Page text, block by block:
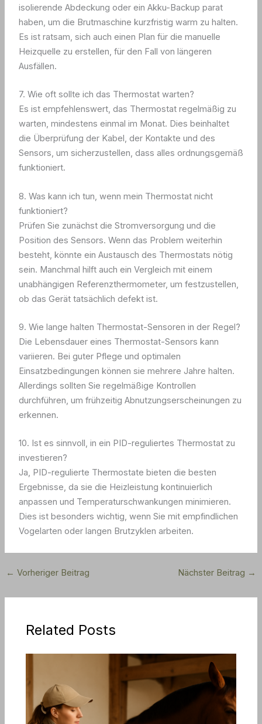
isolierende Abdeckung oder ein Akku-Backup parat
haben, um die Brutmaschine kurzfristig warm zu halten.
Es ist ratsam, sich auch einen Plan für die manuelle
Heizquelle zu erstellen, für den Fall von längeren
Ausfällen.
7. Wie oft sollte ich das Thermostat warten?
Es ist empfehlenswert, das Thermostat regelmäßig zu
warten, mindestens einmal im Monat. Dies beinhaltet
die Überprüfung der Kabel, der Kontakte und des
Sensors, um sicherzustellen, dass alles ordnungsgemäß
funktioniert.
8. Was kann ich tun, wenn mein Thermostat nicht
funktioniert?
Prüfen Sie zunächst die Stromversorgung und die
Position des Sensors. Wenn das Problem weiterhin
besteht, könnte ein Austausch des Thermostats nötig
sein. Manchmal hilft auch ein Vergleich mit einem
unabhängigen Referenzthermometer, um festzustellen,
ob das Gerät tatsächlich defekt ist.
9. Wie lange halten Thermostat-Sensoren in der Regel?
Die Lebensdauer eines Thermostat-Sensors kann
variieren. Bei guter Pflege und optimalen
Einsatzbedingungen können sie mehrere Jahre halten.
Allerdings sollten Sie regelmäßige Kontrollen
durchführen, um frühzeitig Abnutzungserscheinungen zu
erkennen.
10. Ist es sinnvoll, in ein PID-reguliertes Thermostat zu
investieren?
Ja, PID-regulierte Thermostate bieten die besten
Ergebnisse, da sie die Heizleistung kontinuierlich
anpassen und Temperaturschwankungen minimieren.
Dies ist besonders wichtig, wenn Sie mit empfindlichen
Vogelarten oder langen Brutzyklen arbeiten.
← Vorheriger Beitrag Nächster Beitrag →
Related Posts